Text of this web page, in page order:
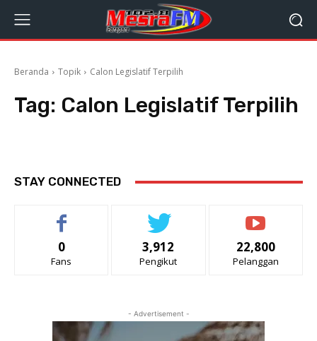
Beranda Topik Calon Legislatif Terpilih
Tag: Calon Legislatif Terpilih
STAY CONNECTED
0
Fans
3,912
Pengikut
22,800
Pelanggan
- Advertisement -